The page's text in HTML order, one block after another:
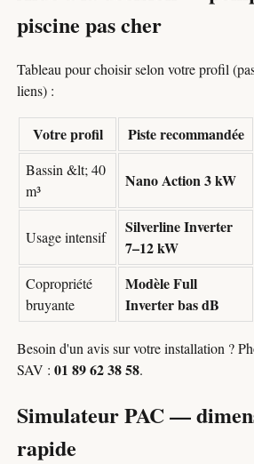
piscine pas cher
Tableau pour choisir selon votre profil
liens) :
Votre profil Piste recommandée
Bassin &lt; 40
m³
Nano Action 3 kW
Usage intensif
Silverline Inverter
7–12 kW
Copropriété
bruyante
Modèle Full
Inverter bas dB
Besoin d'un avis sur votre installation ?
SAV :01 89 62 38 58.
Simulateur PAC —
rapide